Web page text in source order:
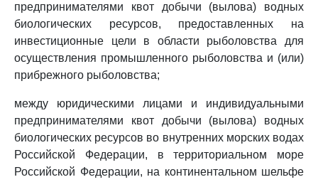
предпринимателями квот добычи (вылова) водных
биологических ресурсов, предоставленных на
инвестиционные цели в области рыболовства для
осуществления промышленного рыболовства и (или)
прибрежного рыболовства;
между юридическими лицами и индивидуальными
предпринимателями квот добычи (вылова) водных
биологических ресурсов во внутренних морских водах
Российской Федерации, в территориальном море
Российской Федерации, на континентальном шельфе